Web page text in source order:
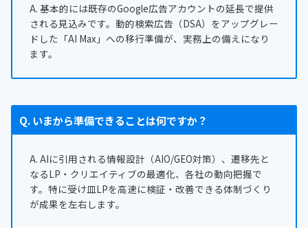
A. 基本的には既存のGoogle広告アカウントの延長で提供
される見込みです。動的検索広告（DSA）をアップグレー
ドした「AI Max」への移行準備が、実務上の備えになり
ます。
Q. いまから準備できることは何ですか？
A. AIに引用される情報設計（AIO/GEO対策）、遷移先と
なるLP・クリエイティブの最適化、各社の動向把握で
す。特に受け皿LPを高速に検証・改善できる体制づくり
が成果を左右します。